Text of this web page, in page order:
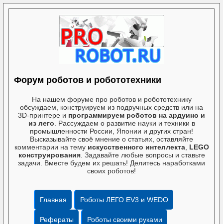
Форум роботов и робототехники
На нашем форуме про роботов и робототехнику
обсуждаем, конструируем из подручных средств или на
3D-принтере и программируем роботов на ардуино и
из лего . Рассуждаем о развитие науки и техники в
промышленности России, Японии и других стран!
Высказывайте своё мнение о статьях, оставляйте
комментарии на тему искусственного интеллекта, LEGO
конструирования. Задавайте любые вопросы и ставьте
задачи. Вместе будем их решать! Делитесь наработками
своих роботов!
Главная Роботы ЛЕГО EV3 и WEDO
Рефераты Роботы своими руками